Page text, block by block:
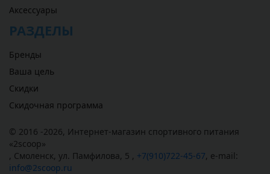
Аксессуары
РАЗДЕЛЫ
Бренды
Ваша цель
Скидки
Скидочная программа
© 2016 -2026, Интернет-магазин спортивного питания
«2scoop»
, Смоленск, ул. Памфилова, 5 , +7(910)722-45-67, e-mail:
info@2scoop.ru